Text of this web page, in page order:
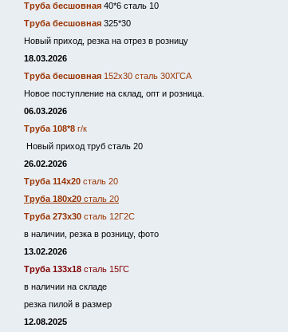
Труба бесшовная 40*6 сталь 10
Труба бесшовная 325*30
Новый приход, резка на отрез в розницу
18.03.2026
Труба бесшовная 152х30 сталь 30ХГСА
Новое поступление на склад, опт и розница.
06.03.2026
Труба 108*8 г/к
Новый приход труб сталь 20
26.02.2026
Труба 114х20 сталь 20
Труба 180х20 сталь 20
Труба 273х30 сталь 12Г2С
в наличии, резка в розницу, фото
13.02.2026
Труба 133х18 сталь 15ГС
в наличии на складе
резка пилой в размер
12.08.2025